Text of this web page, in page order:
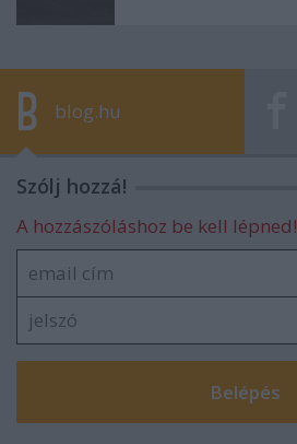
blog.hu
Szólj hozzá!
A hozzászóláshoz be kell lépned!